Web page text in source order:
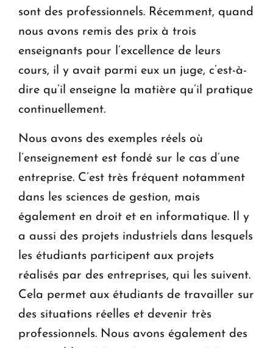
sont des professionnels. Récemment, quand
nous avons remis des prix à trois
enseignants pour l’excellence de leurs
cours, il y avait parmi eux un juge, c’est-à-
dire qu’il enseigne la matière qu’il pratique
continuellement.
Nous avons des exemples réels où
l’enseignement est fondé sur le cas d’une
entreprise. C’est très fréquent notamment
dans les sciences de gestion, mais
également en droit et en informatique. Il y
a aussi des projets industriels dans lesquels
les étudiants participent aux projets
réalisés par des entreprises, qui les suivent.
Cela permet aux étudiants de travailler sur
des situations réelles et devenir très
professionnels. Nous avons également des